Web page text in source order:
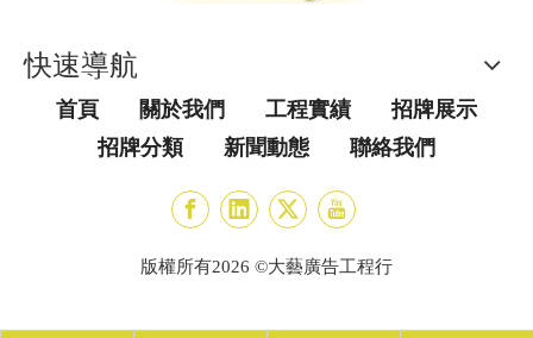
快速導航
首頁 關於我們 工程實績
招牌展示
招牌分類
新聞動態 聯絡我們
版權所有2026 ©大藝廣告工程行